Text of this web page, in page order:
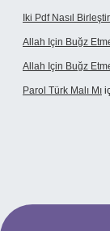
Iki Pdf Nasıl
Allah Için Buğz
Allah Için Buğz
Parol Türk Malı Mı
giriş